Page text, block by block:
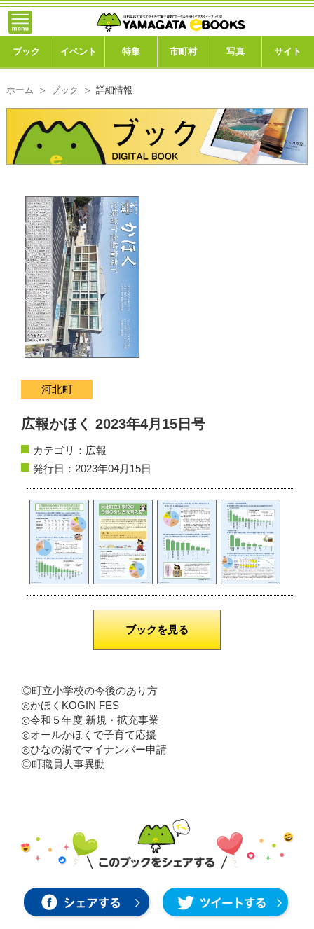
ブック イベント 特集 市町村 写真 サイト
ホーム ブック 詳細情報
河北町
広報かほく 2023年4月15日号
カテゴリ： 広報
発行日：2023年04月15日
ブックを見る
◎町立小学校の今後のあり方
◎かほくKOGIN FES
◎令和５年度 新規・拡充事業
◎オールかほくで子育て応援
◎ひなの湯でマイナンバー申請
◎町職員人事異動
トップ
ブック
市町村
このサイトについて
運営会社
ご利用ガイド
よくある質問
サイトマップ
掲載の方法
個人情報保護方針
動作環境
リンク集
}; -->